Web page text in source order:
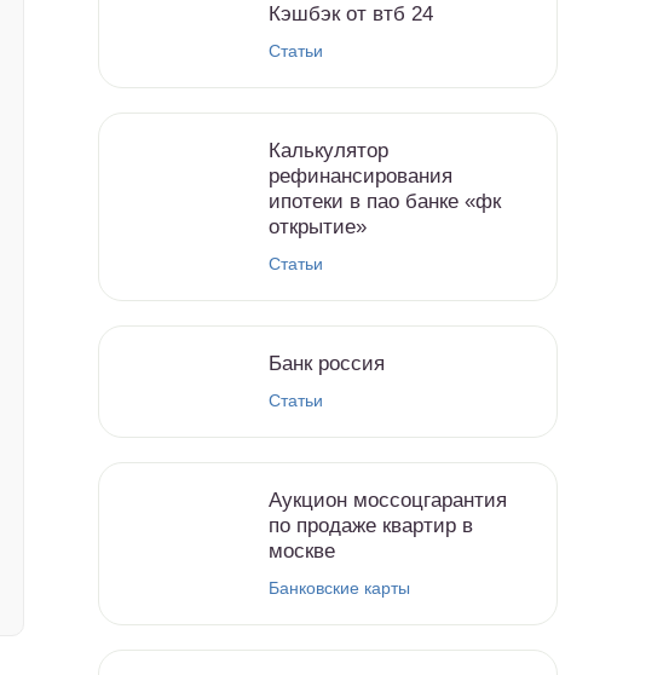
Кэшбэк от втб 24
Статьи
Калькулятор
рефинансирования
ипотеки в пао банке «фк
открытие»
Статьи
Банк россия
Статьи
Аукцион моссоцгарантия
по продаже квартир в
москве
Банковские карты